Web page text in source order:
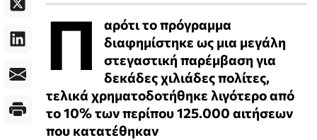
Π
αρότι το πρόγραμμα
διαφημίστηκε ως μια μεγάλη
στεγαστική παρέμβαση για
δεκάδες χιλιάδες πολίτες,
τελικά χρηματοδοτήθηκε λιγότερο από
το 10% των περίπου 125.000 αιτήσεων
που κατατέθηκαν